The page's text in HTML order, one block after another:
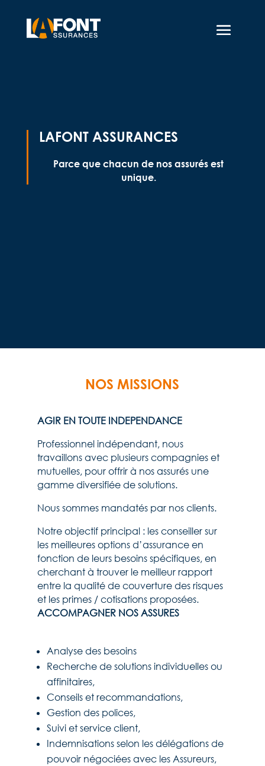
LAFONT ASSURANCES
Parce que chacun de nos assurés est
unique.
NOS MISSIONS
AGIR EN TOUTE INDEPENDANCE
Professionnel indépendant, nous
travaillons avec plusieurs compagnies et
mutuelles, pour offrir à nos assurés une
gamme diversifiée de solutions.
Nous sommes mandatés par nos clients.
Notre objectif principal : les conseiller sur
les meilleures options d’assurance en
fonction de leurs besoins spécifiques, en
cherchant à trouver le meilleur rapport
entre la qualité de couverture des risques
et les primes / cotisations proposées.
ACCOMPAGNER NOS ASSURES ​
Analyse des besoins ​
Recherche de solutions individuelles ou
affinitaires,​
Conseils et recommandations,​
Gestion des polices,​
Suivi et service client,​
Indemnisations selon les délégations de
pouvoir négociées avec les Assureurs,​